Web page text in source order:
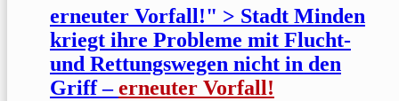
erneuter Vorfall!" > Stadt Minden
kriegt ihre Probleme mit Flucht-
und Rettungswegen nicht in den
Griff –erneuter Vorfall!